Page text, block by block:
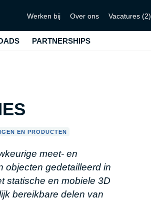
Werken bij Over ons Vacatures (2)
PARTNERSHIPS
EN PRODUCTEN
meet- en
objecten gedetailleerd in
statische en mobiele 3D
bereikbare delen van